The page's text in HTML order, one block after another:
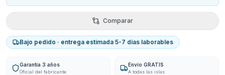
Comparar
Bajo pedido · entrega estimada 5-7 días laborables
Garantía 3 años
Oficial del fabricante
Envío GRATIS
A todas las islas